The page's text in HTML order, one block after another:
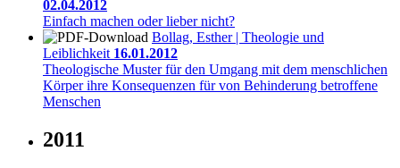
02.04.2012
Einfach machen oder lieber nicht?
Bollag, Esther | Theologie und
Leiblichkeit 16.01.2012
Theologische Muster für den Umgang mit dem menschlichen
Körper ihre Konsequenzen für von Behinderung betroffene
Menschen
2011